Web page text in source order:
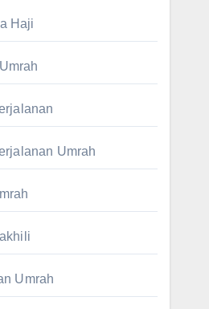
Haji
Umrah
Umrah